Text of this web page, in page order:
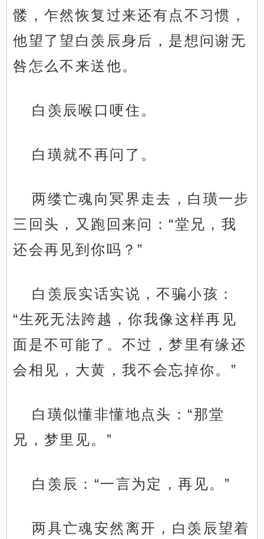
髅，乍然恢复过来还有点不习惯，
他望了望白羡辰身后，是想问谢无
咎怎么不来送他。
白羡辰喉口哽住。
白璜就不再问了。
两缕亡魂向冥界走去，白璜一步
三回头，又跑回来问：“堂兄，我
还会再见到你吗？”
白羡辰实话实说，不骗小孩：
“生死无法跨越，你我像这样再见
面是不可能了。不过，梦里有缘还
会相见，大黄，我不会忘掉你。”
白璜似懂非懂地点头：“那堂
兄，梦里见。”
白羡辰：“一言为定，再见。”
两具亡魂安然离开，白羡辰望着